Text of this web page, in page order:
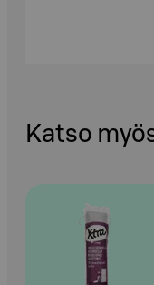
Katso